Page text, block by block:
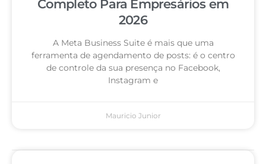
Completo Para Empresários em
2026
A Meta Business Suite é mais que uma
ferramenta de agendamento de posts: é o centro
de controle da sua presença no Facebook,
Instagram e
Mauricio Junior